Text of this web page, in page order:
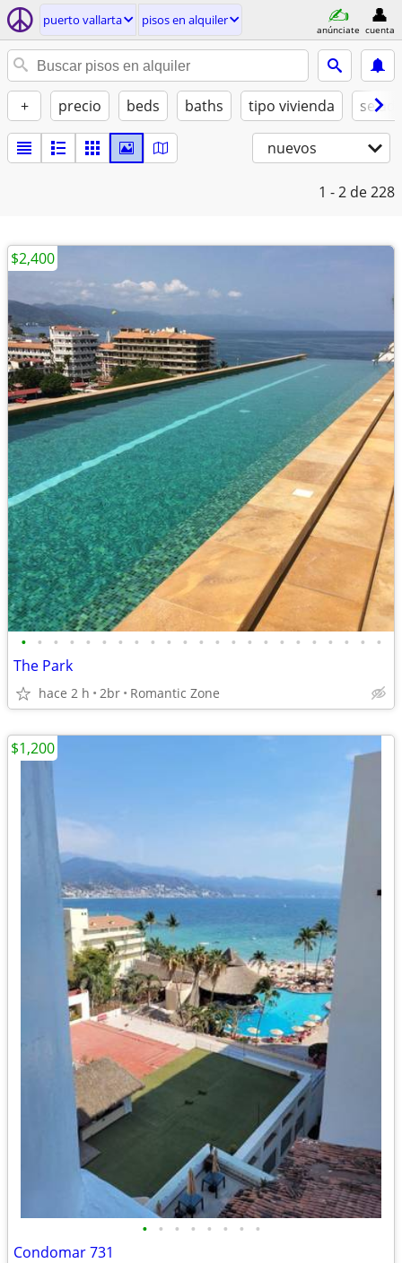
puerto vallarta pisos en alquiler
anúnciate cuenta
+ precio beds baths tipo vivienda se
nuevos
1 - 2 de 228
• • • • • • • • • • • • • • • • • • • • • • •
The Park
hace 2 h 2br Romantic Zone
$2,400
• • • • • • • •
Condomar 731
$1,200